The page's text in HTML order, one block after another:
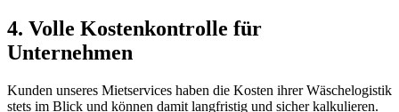
4. Volle Kostenkontrolle für
Unternehmen
Kunden unseres Mietservices haben die Kosten ihrer Wäschelogistik
stets im Blick und können damit langfristig und sicher kalkulieren.